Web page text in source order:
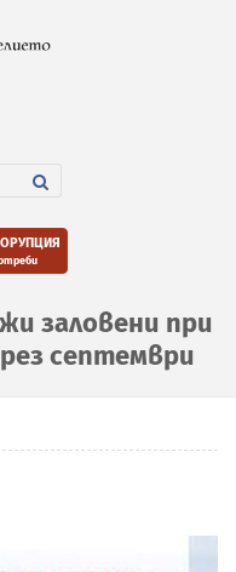
заловени при
септември